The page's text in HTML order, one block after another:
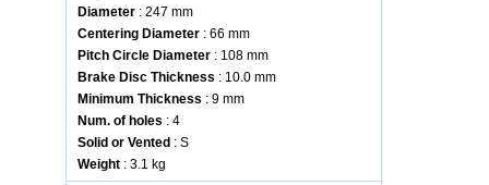
Diameter : 247 mm
Centering Diameter : 66 mm
Pitch Circle Diameter : 108 mm
Brake Disc Thickness : 10.0 mm
Minimum Thickness : 9 mm
Num. of holes : 4
Solid or Vented : S
Weight : 3.1 kg